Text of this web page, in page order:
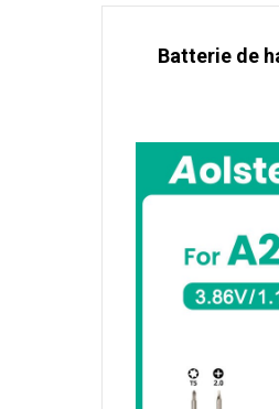
Batterie de